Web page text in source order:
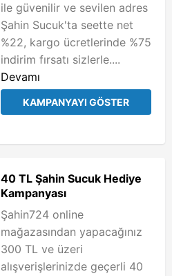
ile güvenilir ve sevilen adres
Şahin Sucuk'ta seette net
%22, kargo ücretlerinde %75
indirim fırsatı sizlerle....
Devamı
KAMPANYAYI GÖSTER
40 TL Şahin Sucuk Hediye
Kampanyası
Şahin724 online
mağazasından yapacağınız
300 TL ve üzeri
alışverişlerinizde geçerli 40